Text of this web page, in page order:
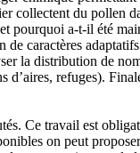
du pollen
a-t-il été
de caractères
la distribution de
d’aires, refuges).
Ce travail est
on peut